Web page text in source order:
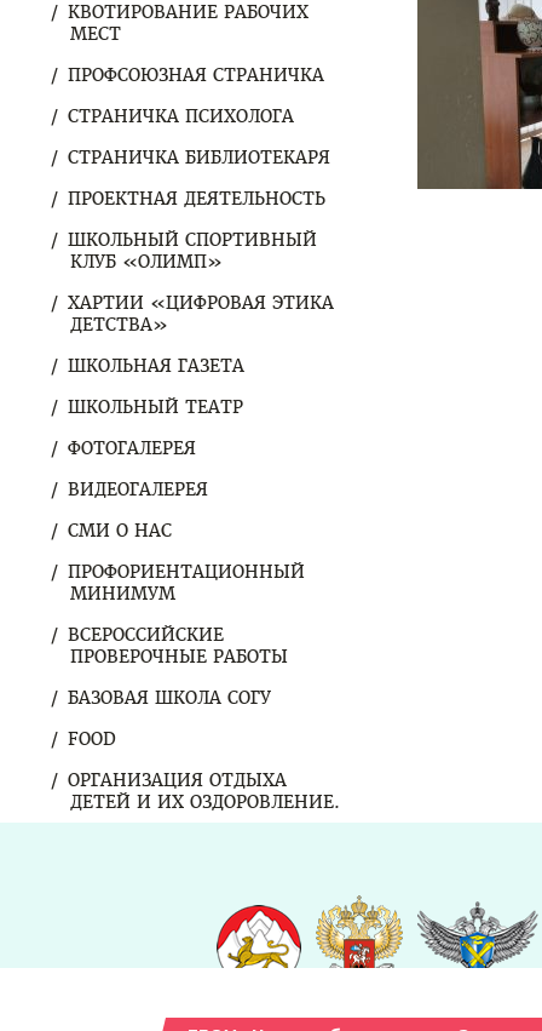
КВОТИРОВАНИЕ РАБОЧИХ
МЕСТ
ПРОФСОЮЗНАЯ СТРАНИЧКА
СТРАНИЧКА ПСИХОЛОГА
СТРАНИЧКА БИБЛИОТЕКАРЯ
ПРОЕКТНАЯ ДЕЯТЕЛЬНОСТЬ
ШКОЛЬНЫЙ СПОРТИВНЫЙ
КЛУБ «ОЛИМП»
ХАРТИИ «ЦИФРОВАЯ ЭТИКА
ДЕТСТВА»
ШКОЛЬНАЯ ГАЗЕТА
ШКОЛЬНЫЙ ТЕАТР
ФОТОГАЛЕРЕЯ
ВИДЕОГАЛЕРЕЯ
СМИ О НАС
ПРОФОРИЕНТАЦИОННЫЙ
МИНИМУМ
ВСЕРОССИЙСКИЕ
ПРОВЕРОЧНЫЕ РАБОТЫ
БАЗОВАЯ ШКОЛА СОГУ
FOOD
ОРГАНИЗАЦИЯ ОТДЫХА
ДЕТЕЙ И ИХ ОЗДОРОВЛЕНИЕ.